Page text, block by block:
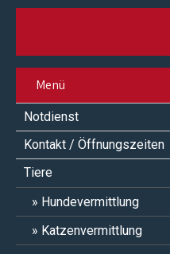
Menü
Notdienst
Kontakt / Öffnungszeiten
Tiere
Hundevermittlung
Katzenvermittlung